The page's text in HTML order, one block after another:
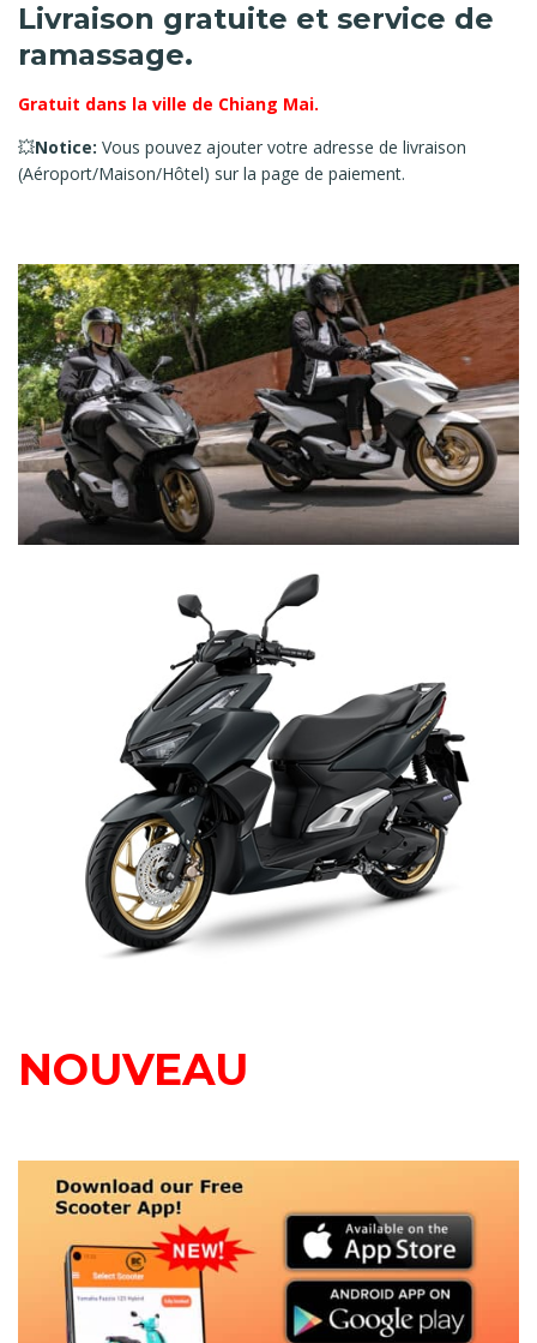
Livraison gratuite et service de
ramassage.
Gratuit dans la ville de Chiang Mai.
💥Notice: Vous pouvez ajouter votre adresse de livraison
(Aéroport/Maison/Hôtel) sur la page de paiement.
NOUVEAU